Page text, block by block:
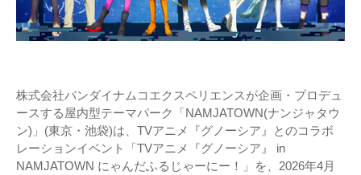
株式会社バンダイナムコエクスペリエンスが企画・プロデュ
ースする屋内型テーマパーク「NAMJATOWN(ナンジャタウ
ン)」(東京・池袋)は、TVアニメ『グノーシア』とのコラボ
レーションイベント「TVアニメ『グノーシア』 in
NAMJATOWN にゃんだふるじゃーにー！」を、2026年4月